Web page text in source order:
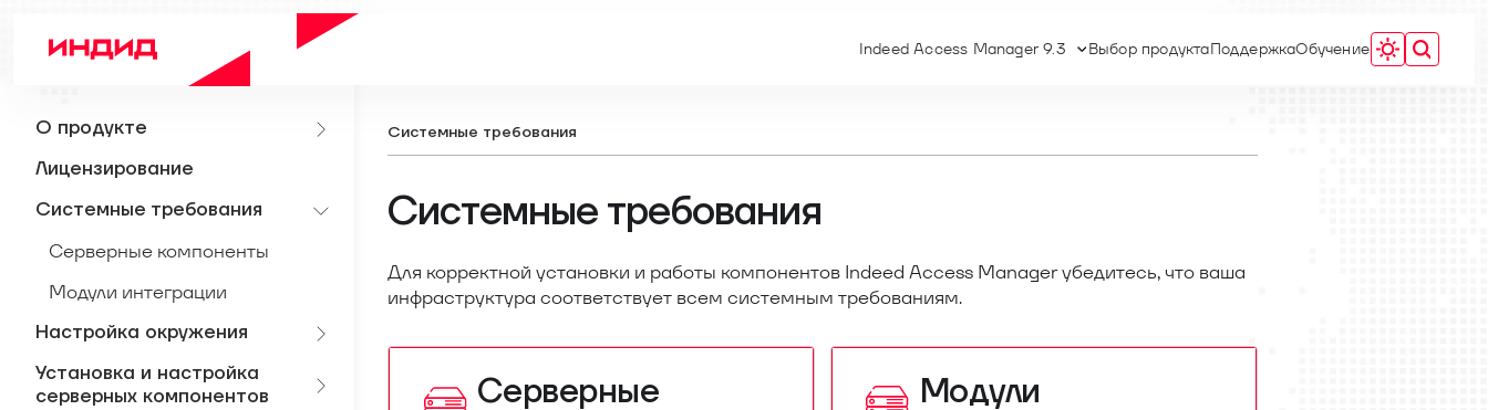
Indeed Access Manager 9.3 Выбор продуктаПоддержкаОбучение
О продукте
Лицензирование
Системные требования
Серверные компоненты
Модули интеграции
Настройка окружения
Установка и настройка
серверных компонентов
Системные требования
Системные требования
Для корректной установки и работы компонентов Indeed Access Manager убедитесь, что ваша
инфраструктура соответствует всем системным требованиям.
Серверные
Модули